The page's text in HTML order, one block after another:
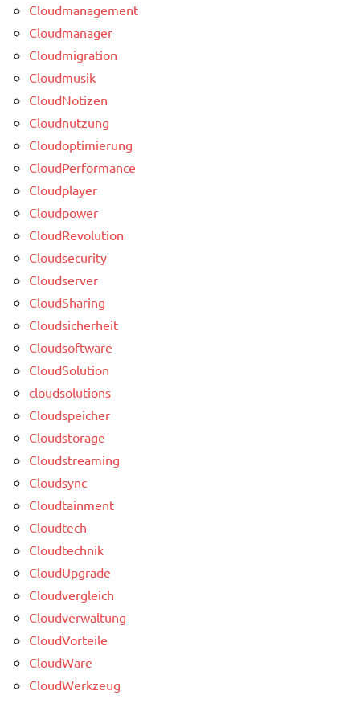
Cloudmanagement
Cloudmanager
Cloudmigration
Cloudmusik
CloudNotizen
Cloudnutzung
Cloudoptimierung
CloudPerformance
Cloudplayer
Cloudpower
CloudRevolution
Cloudsecurity
Cloudserver
CloudSharing
Cloudsicherheit
Cloudsoftware
CloudSolution
cloudsolutions
Cloudspeicher
Cloudstorage
Cloudstreaming
Cloudsync
Cloudtainment
Cloudtech
Cloudtechnik
CloudUpgrade
Cloudvergleich
Cloudverwaltung
CloudVorteile
CloudWare
CloudWerkzeug